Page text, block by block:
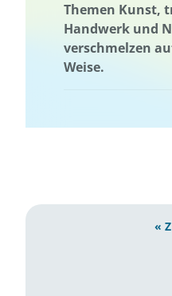
Themen Kunst,
Handwerk und
verschmelzen
Weise.
«